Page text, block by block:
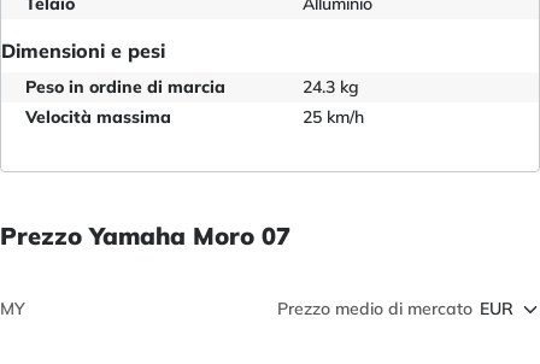
Dimensioni e pesi
Peso in ordine di marcia
24.3 kg
Velocità massima
25 km/h
Prezzo Yamaha Moro 07
MY Prezzo medio di mercato